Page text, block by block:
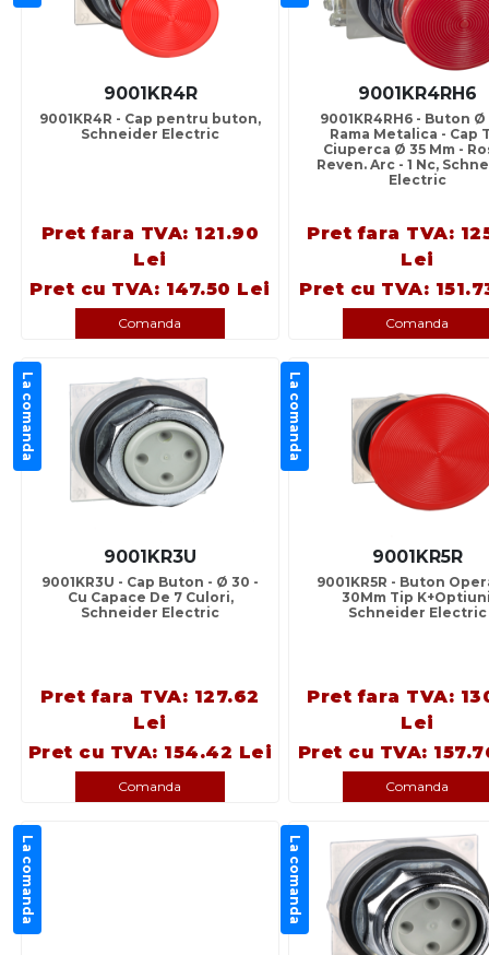
9001KR4R
9001KR4R - Cap pentru buton,
Schneider Electric
Pret fara TVA: 121.90
Lei
Pret cu TVA: 147.50 Lei
Comanda
9001KR4RH6
9001KR4RH6 - Buton Ø
Rama Metalica - Cap
Ciuperca Ø 35 Mm -
Reven. Arc - 1 Nc,
Electric
Pret fara TVA:
Lei
Pret cu TVA:
Comanda
La comanda
9001KR3U
9001KR3U - Cap Buton - Ø 30 -
Cu Capace De 7 Culori,
Schneider Electric
Pret fara TVA: 127.62
Lei
Pret cu TVA: 154.42 Lei
Comanda
La comanda
9001KR5R
9001KR5R - Buton
30Mm Tip
Schneider Electric
Pret fara TVA:
Lei
Pret cu TVA:
Comanda
La comanda La comanda